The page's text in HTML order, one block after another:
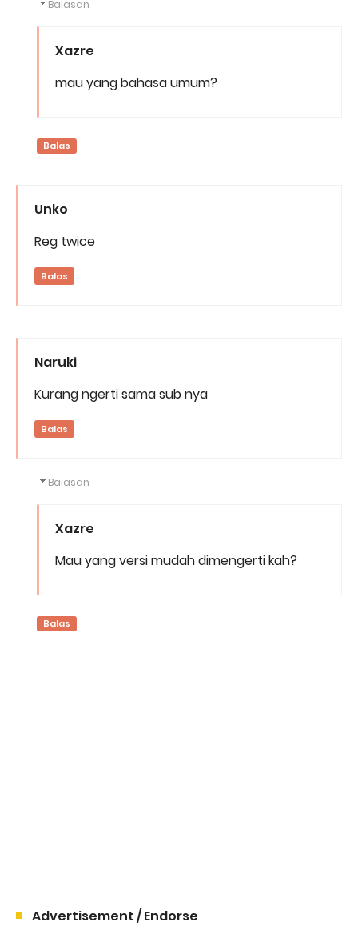
Balasan
Xazre
mau yang bahasa umum?
Balas
Unko
Reg twice
Balas
Naruki
Kurang ngerti sama sub nya
Balas
Balasan
Xazre
Mau yang versi mudah dimengerti kah?
Balas
Advertisement / Endorse